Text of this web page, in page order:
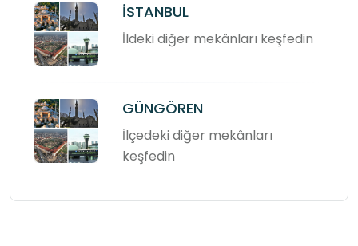
İSTANBUL
İldeki diğer mekânları keşfedin
GÜNGÖREN
İlçedeki diğer mekânları
keşfedin